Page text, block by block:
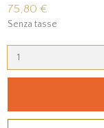
75,80 €
Senza tasse